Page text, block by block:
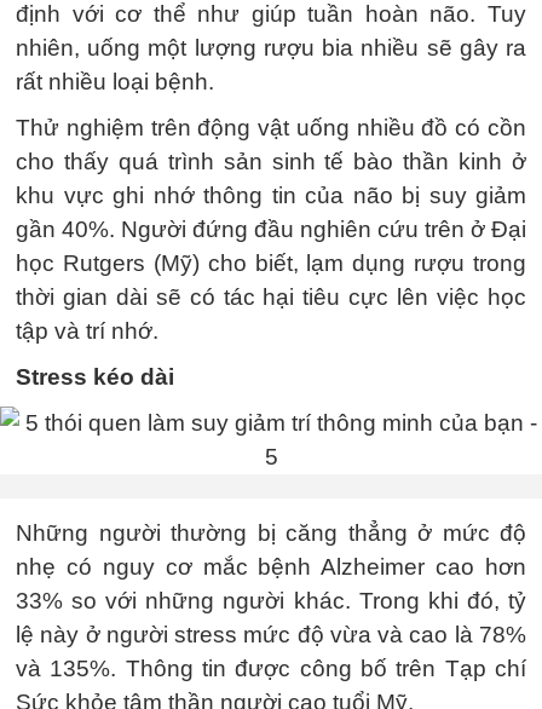
định với cơ thể như giúp tuần hoàn não. Tuy
nhiên, uống một lượng rượu bia nhiều sẽ gây ra
rất nhiều loại bệnh.
Thử nghiệm trên động vật uống nhiều đồ có cồn
cho thấy quá trình sản sinh tế bào thần kinh ở
khu vực ghi nhớ thông tin của não bị suy giảm
gần 40%. Người đứng đầu nghiên cứu trên ở Đại
học Rutgers (Mỹ) cho biết, lạm dụng rượu trong
thời gian dài sẽ có tác hại tiêu cực lên việc học
tập và trí nhớ.
Stress kéo dài
Những người thường bị căng thẳng ở mức độ
nhẹ có nguy cơ mắc bệnh Alzheimer cao hơn
33% so với những người khác. Trong khi đó, tỷ
lệ này ở người stress mức độ vừa và cao là 78%
và 135%. Thông tin được công bố trên Tạp chí
Sức khỏe tâm thần người cao tuổi Mỹ.